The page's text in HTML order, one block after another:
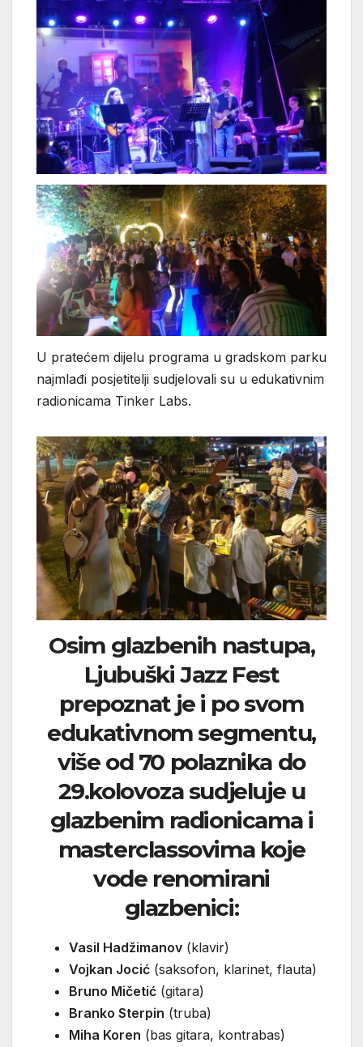
U pratećem dijelu programa u gradskom parku
najmlađi posjetitelji sudjelovali su u edukativnim
radionicama Tinker Labs.
Osim glazbenih nastupa,
Ljubuški Jazz Fest
prepoznat je i po svom
edukativnom segmentu,
više od 70 polaznika do
29.kolovoza sudjeluje u
glazbenim radionicama i
masterclassovima koje
vode renomirani
glazbenici:
Vasil Hadžimanov (klavir)
Vojkan Jocić (saksofon, klarinet, flauta)
Bruno Mičetić (gitara)
Branko Sterpin (truba)
Miha Koren (bas gitara, kontrabas)